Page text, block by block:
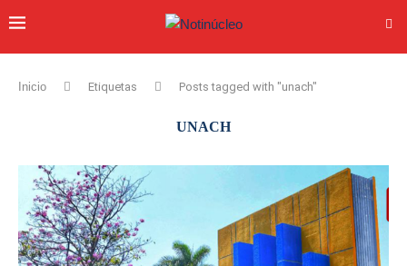
Inicio Etiquetas Posts tagged with "unach"
UNACH